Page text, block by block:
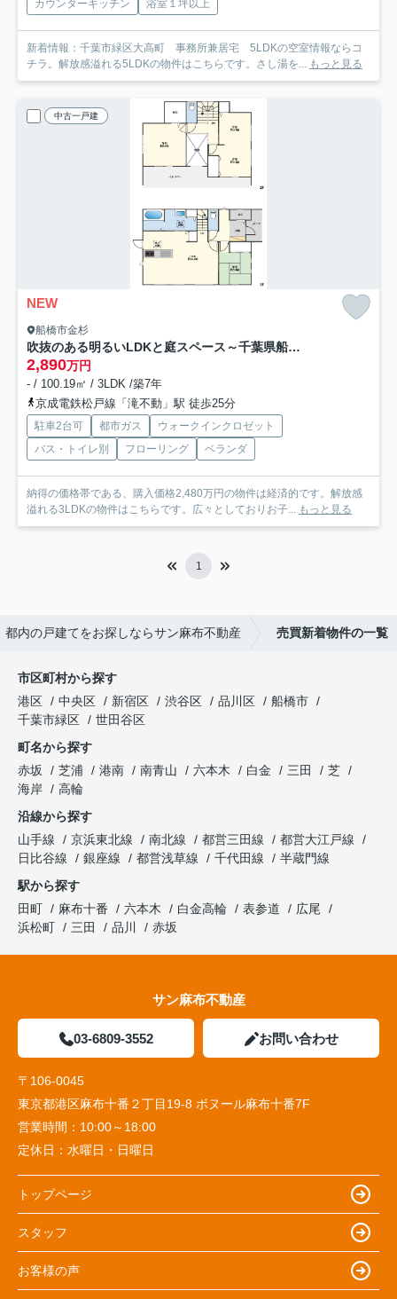
カウンターキッチン
浴室１坪以上
新着情報：千葉市緑区大高町 事務所兼居宅 5LDKの空室情報ならコ
チラ。解放感溢れる5LDKの物件はこちらです。さし湯を... もっと見る
中古一戸建
NEW
船橋市金杉
吹抜のある明るいLDKと庭スペース～千葉県船橋市金杉3丁目～
2,890万円
- / 100.19㎡ / 3LDK /築7年
京成電鉄松戸線「滝不動」駅 徒歩25分
駐車2台可 都市ガス
ウォークインクロゼット
バス・トイレ別
フローリング ベランダ
納得の価格帯である、購入価格2,480万円の物件は経済的です。解放感
溢れる3LDKの物件はこちらです。広々としておりお子... もっと見る
1
都内の戸建てをお探しならサン麻布不動産 売買新着物件の一覧
市区町村から探す
港区
中央区 新宿区 渋谷区 品川区
船橋市
千葉市緑区
世田谷区
町名から探す
赤坂
芝浦 港南 南青山 六本木 白金 三田
芝
海岸
高輪
沿線から探す
山手線
京浜東北線 南北線 都営三田線
都営大江戸線
日比谷線
銀座線 都営浅草線 千代田線
半蔵門線
駅から探す
田町
麻布十番 六本木 白金高輪 表参道
広尾
浜松町
三田 品川 赤坂
サン麻布不動産
03-6809-3552 お問い合わせ
〒106-0045
東京都港区麻布十番２丁目19-8 ボヌール麻布十番7F
営業時間： 10:00～18:00
定休日： 水曜日・日曜日
トップページ
スタッフ
お客様の声